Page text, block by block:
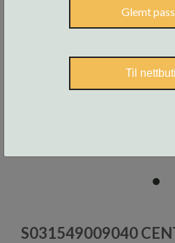
item
of
S031549009040
Glemt
Til